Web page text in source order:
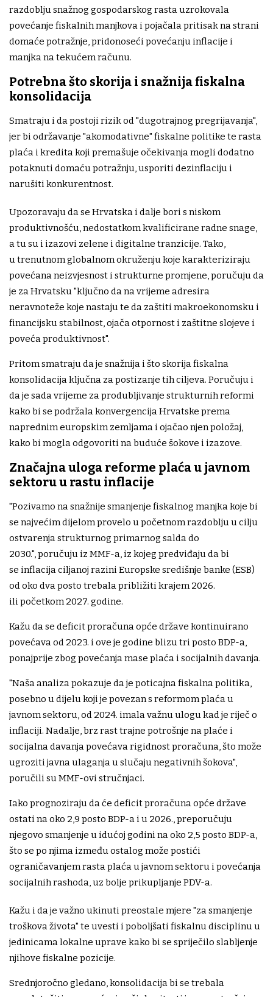
razdoblju snažnog gospodarskog rasta uzrokovala
povećanje fiskalnih manjkova i pojačala pritisak na strani
domaće potražnje, pridonoseći povećanju inflacije i
manjka na tekućem računu.
Potrebna što skorija i snažnija fiskalna
konsolidacija
Smatraju i da postoji rizik od "dugotrajnog pregrijavanja",
jer bi održavanje "akomodativne" fiskalne politike te rasta
plaća i kredita koji premašuje očekivanja mogli dodatno
potaknuti domaću potražnju, usporiti dezinflaciju i
narušiti konkurentnost.
Upozoravaju da se Hrvatska i dalje bori s niskom
produktivnošću, nedostatkom kvalificirane radne snage,
a tu su i izazovi zelene i digitalne tranzicije. Tako,
u trenutnom globalnom okruženju koje karakteriziraju
povećana neizvjesnost i strukturne promjene, poručuju da
je za Hrvatsku "ključno da na vrijeme adresira
neravnoteže koje nastaju te da zaštiti makroekonomsku i
financijsku stabilnost, ojača otpornost i zaštitne slojeve i
poveća produktivnost".
Pritom smatraju da je snažnija i što skorija fiskalna
konsolidacija ključna za postizanje tih ciljeva. Poručuju i
da je sada vrijeme za produbljivanje strukturnih reformi
kako bi se podržala konvergencija Hrvatske prema
naprednim europskim zemljama i ojačao njen položaj,
kako bi mogla odgovoriti na buduće šokove i izazove.
Značajna uloga reforme plaća u javnom
sektoru u rastu inflacije
"Pozivamo na snažnije smanjenje fiskalnog manjka koje bi
se najvećim dijelom provelo u početnom razdoblju u cilju
ostvarenja strukturnog primarnog salda do
2030.", poručuju iz MMF-a, iz kojeg predviđaju da bi
se inflacija ciljanoj razini Europske središnje banke (ESB)
od oko dva posto trebala približiti krajem 2026.
ili početkom 2027. godine.
Kažu da se deficit proračuna opće države kontinuirano
povećava od 2023. i ove je godine blizu tri posto BDP-a,
ponajprije zbog povećanja mase plaća i socijalnih davanja.
"Naša analiza pokazuje da je poticajna fiskalna politika,
posebno u dijelu koji je povezan s reformom plaća u
javnom sektoru, od 2024. imala važnu ulogu kad je riječ o
inflaciji. Nadalje, brz rast trajne potrošnje na plaće i
socijalna davanja povećava rigidnost proračuna, što može
ugroziti javna ulaganja u slučaju negativnih šokova",
poručili su MMF-ovi stručnjaci.
Iako prognoziraju da će deficit proračuna opće države
ostati na oko 2,9 posto BDP-a i u 2026., preporučuju
njegovo smanjenje u idućoj godini na oko 2,5 posto BDP-a,
što se po njima između ostalog može postići
ograničavanjem rasta plaća u javnom sektoru i povećanja
socijalnih rashoda, uz bolje prikupljanje PDV-a.
Kažu i da je važno ukinuti preostale mjere "za smanjenje
troškova života" te uvesti i poboljšati fiskalnu disciplinu u
jedinicama lokalne uprave kako bi se spriječilo slabljenje
njihove fiskalne pozicije.
Srednjoročno gledano, konsolidacija bi se trebala